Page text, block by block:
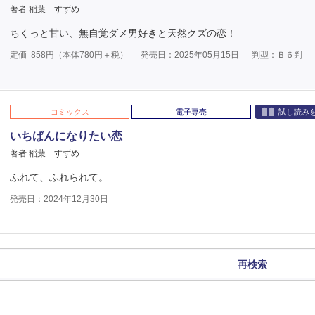
著者 稲葉 すずめ
ちくっと甘い、無自覚ダメ男好きと天然クズの恋！
定価 858 円（本体780円＋税） 発売日：2025年05月15日 判型：Ｂ６判
コミックス 電子専売 試し読み
いちばんになりたい恋
著者 稲葉 すずめ
ふれて、ふれられて。
発売日：2024年12月30日
再検索